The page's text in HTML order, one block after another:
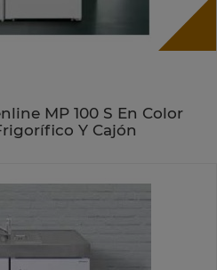
MP 100 S En Color
Y Cajón